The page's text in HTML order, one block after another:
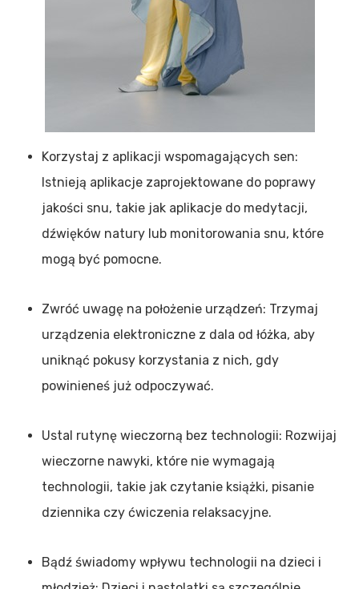
Korzystaj z aplikacji wspomagających sen:
Istnieją aplikacje zaprojektowane do poprawy
jakości snu, takie jak aplikacje do medytacji,
dźwięków natury lub monitorowania snu, które
mogą być pomocne.
Zwróć uwagę na położenie urządzeń: Trzymaj
urządzenia elektroniczne z dala od łóżka, aby
uniknąć pokusy korzystania z nich, gdy
powinieneś już odpoczywać.
Ustal rutynę wieczorną bez technologii: Rozwijaj
wieczorne nawyki, które nie wymagają
technologii, takie jak czytanie książki, pisanie
dziennika czy ćwiczenia relaksacyjne.
Bądź świadomy wpływu technologii na dzieci i